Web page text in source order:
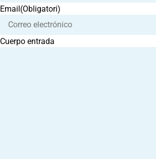
Email(Obligatori)
Cuerpo entrada